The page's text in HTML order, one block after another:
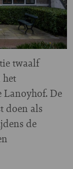
twaalf
Lanoyhof. De
doen als
de